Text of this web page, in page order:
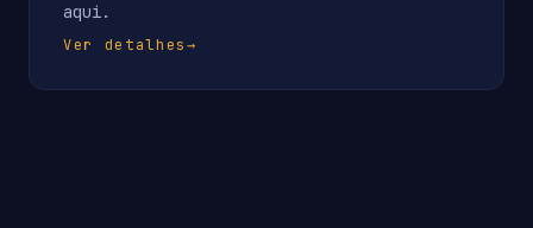
aqui.
Ver detalhes→